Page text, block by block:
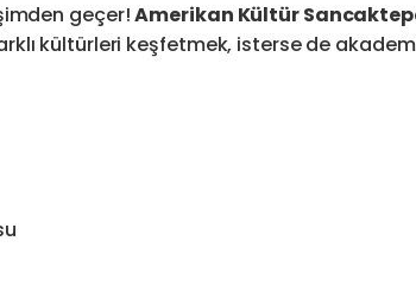
geçer!Amerikan Kültür
kültürleri keşfetmek, isterse de